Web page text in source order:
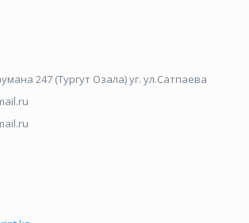
247 (Тургут Озала) уг. ул.Сатпаева